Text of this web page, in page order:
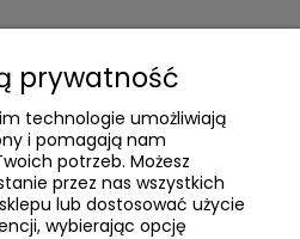
prywatność
technologie umożliwiają
i pomagają nam
potrzeb. Możesz
przez nas wszystkich
lub dostosować użycie
wybierając opcję